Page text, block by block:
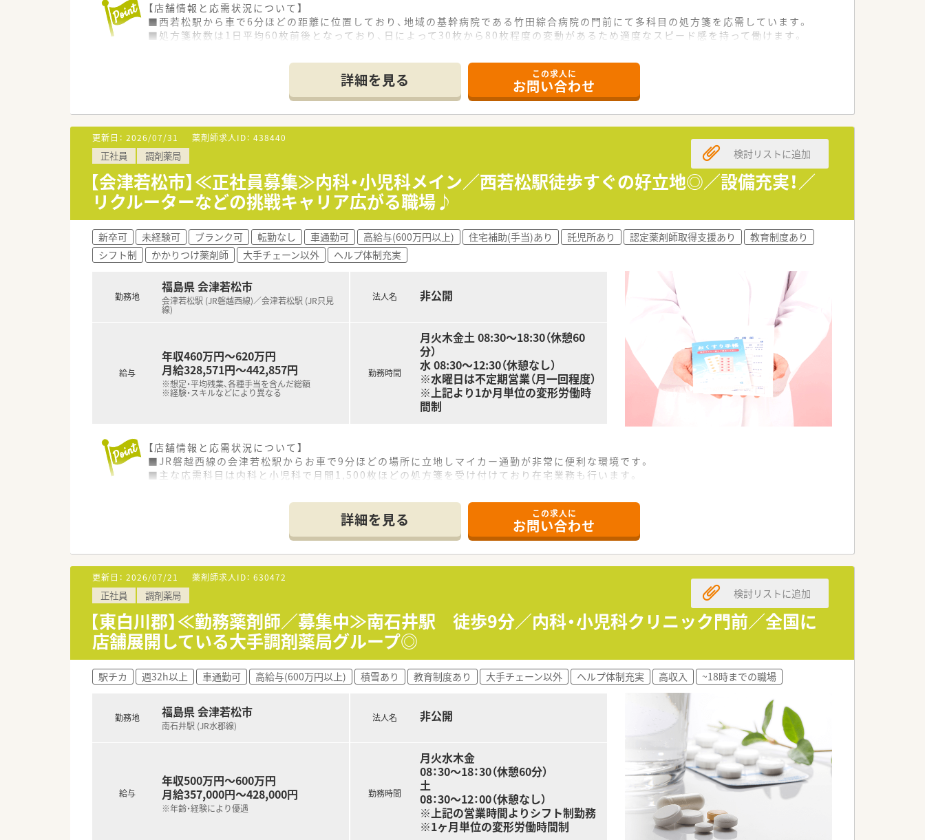
【店舗情報と応需状況について】
■西若松駅から車で6分ほどの距離に位置しており、地域の基幹病院である竹田綜合病院の門前にて多科目の処方箋を応需しています。
■処方箋枚数は1日平均60枚前後となっており、日によって30枚から80枚程度の変動があるため適度なスピード感を持って働けます。
■30代後半の管理薬剤師を中心とした活気ある職場で、スタッフ同士の仲が良く困ったことがあればすぐに相談できるアットホームな
環境です。
■広々とした清潔感のある店舗設計となっており、ゆとりを持って調剤や服薬指導に取り組むことができる快適な作業空間が確保され
ています。
■事務スタッフも常勤で3名在籍しており、安心して業務に取り組める環境を整えております。
【求人について】
■曜日・お時間相談OK！土日祝休み、AMのみ扶養内、週休3日など、希望の働き方をご相談ください。
■時給2,000円～2,500円、前職給与など考慮しご相談いたします。
■総合病院門前（内科・精神科多め）でスキルを活かして働ける環境です。
詳細を見る この求人に
お問い合わせ
更新日： 2026/07/31 薬剤師求人ID： 438440
正社員 調剤薬局
【会津若松市】≪正社員募集≫内科・小児科メイン／西若松駅徒歩すぐの好立地◎／設備充実！／
リクルーターなどの挑戦キャリア広がる職場♪
検討リストに追加
新卒可 未経験可 ブランク可 転勤なし 車通勤可 高給与(600万円以上) 住宅補助(手当)あり 託児所あり 認定薬剤師取得支援あり
教育制度あり
シフト制
かかりつけ薬剤師 大手チェーン以外 ヘルプ体制充実
勤務地
福島県 会津若松市
会津若松駅 (JR磐越西線)／会津若松駅 (JR只見
線)
給与
年収460万円～620万円
月給328,571円～442,857円
※想定・平均残業、各種手当を含んだ総額
※経験・スキルなどにより異なる
法人名 非公開
勤務時間
月火木金土 08:30～18:30（休憩60
分）
水 08:30～12:30（休憩なし）
※水曜日は不定期営業（月一回程度）
※上記より1か月単位の変形労働時
間制
【店舗情報と応需状況について】
■JR磐越西線の会津若松駅からお車で9分ほどの場所に立地しマイカー通勤が非常に便利な環境です。
■主な応需科目は内科と小児科で月間1,500枚ほどの処方箋を受け付けており在宅業務も行います。
■小児科や内科の調剤ノウハウをマスターし質の高い対人業務をこなせる薬剤師へと着実に成長できます。
■経験を積んだ後は管理薬剤師やエリアマネージャー、各種専門スペシャリストとしての道を目指せます。
■リクルーターとして採用イベントへの登壇や新卒採用の企画運営に携わるなど多彩な活躍が可能です。
【やりがい/おすすめポイント】
■個人の「やりたい」という自発的な意思を尊重し店舗運営や採用活動などで個性を活かせる環境です。
■最新の調剤機器を完備しているため現場業務の効率化を図り新しい業務へ時間を割くことができます。
■20代から30代の若手が伸び伸びと活躍しており自分の頑張りがしっかり評価へ結びつきます。
【法人特徴について】
■会津若松エリアを中心に展開し従来の薬局の枠にとらわれない新しい価値の創造を目指す企業です。
■経営陣と社員の距離が非常に近く風通しの良い組織構造で若手のアイデアを柔軟に取り入れています。
■他県にある他法人の調剤グループと業務提携を結び相互に刺激を与え合える出向研修なども実施しています。
詳細を見る この求人に
お問い合わせ
更新日： 2026/07/21 薬剤師求人ID： 630472
正社員 調剤薬局
【東白川郡】≪勤務薬剤師／募集中≫南石井駅 徒歩9分／内科・小児科クリニック門前／全国に
店舗展開している大手調剤薬局グループ◎
検討リストに追加
駅チカ 週32h以上 車通勤可 高給与(600万円以上) 積雪あり 教育制度あり 大手チェーン以外 ヘルプ体制充実 高収入 ~18時までの職場
勤務地 福島県 会津若松市
南石井駅 (JR水郡線)
給与
年収500万円～600万円
月給357,000円～428,000円
※年齢・経験により優遇
法人名 非公開
勤務時間
月火水木金
08：30～18：30（休憩60分）
土
08：30～12：00（休憩なし）
※上記の営業時間よりシフト制勤務
※1ヶ月単位の変形労働時間制